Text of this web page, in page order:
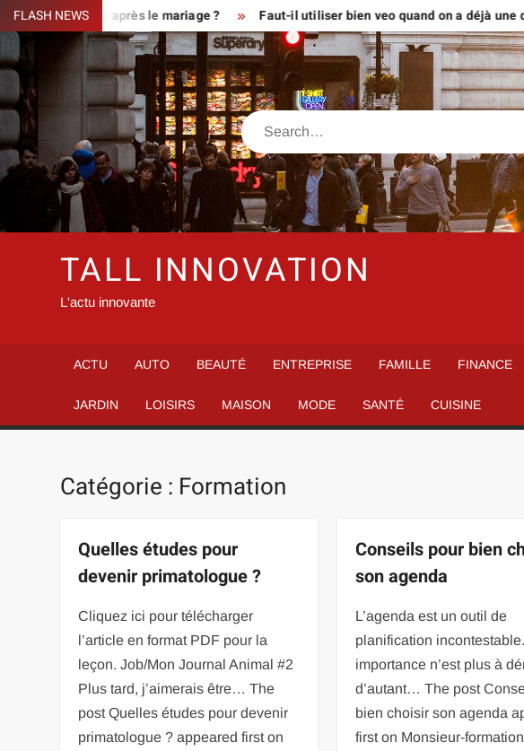
Skip
to
content
FLASH NEWSaprès le mariage ? Faut-il utiliser bien veo quand on a déjà une
Search
TALL INNOVATION
L'actu innovante
ACTU AUTO BEAUTÉ ENTREPRISE FAMILLE FINANCE
JARDIN LOISIRS MAISON MODE SANTÉ CUISINE
Catégorie : Formation
Quelles études pour
devenir primatologue ?
Cliquez ici pour télécharger
l’article en format PDF pour la
leçon. Job/Mon Journal Animal #2
Plus tard, j’aimerais être… The
post Quelles études pour devenir
primatologue ? appeared first on
Conseils pour bien
son agenda
L’agenda est un outil de
planification
importance n’est plus à
d’autant… The post
bien choisir son agenda
first on Monsieur-